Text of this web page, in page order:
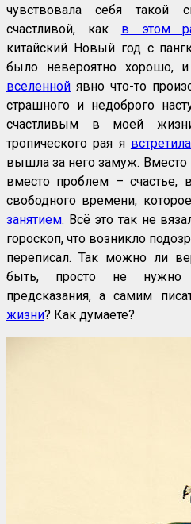
чувствовала себя такой
счастливой, как в этом
китайский Новый год с
было невероятно хорошо,
вселенной явно что-то
страшного и недоброго
счастливым в моей
тропического рая я
вышла за него замуж. Вместо
вместо проблем – счастье,
свободного времени,
занятием. Всё это так не
гороскоп, что возникло
переписал. Так можно ли
быть, просто не нужно
предсказания, а самим
жизни? Как думаете?